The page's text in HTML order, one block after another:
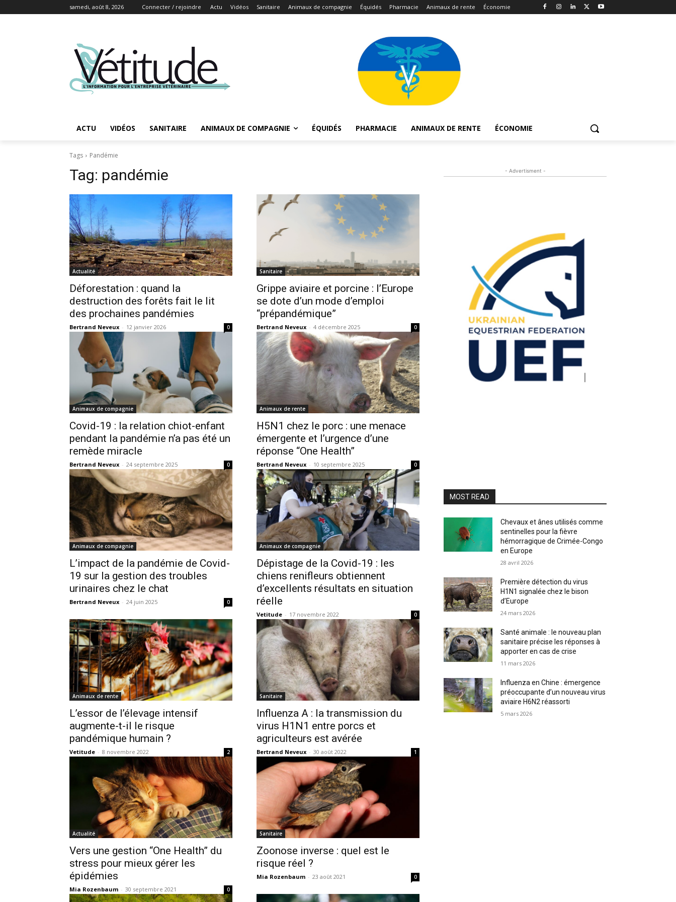
samedi, août 8, 2026 Connecter / rejoindre Actu Vidéos Sanitaire Animaux de compagnie Équidés Pharmacie Animaux de rente Économie
ACTU VIDÉOS SANITAIRE ANIMAUX DE COMPAGNIE ÉQUIDÉS PHARMACIE ANIMAUX DE RENTE ÉCONOMIE
Tags Pandémie
Tag: pandémie
Actualité
Déforestation : quand la
destruction des forêts fait le lit
des prochaines pandémies
Bertrand Neveux - 12 janvier 2026 0
Sanitaire
Grippe aviaire et porcine : l’Europe
se dote d’un mode d’emploi
“prépandémique”
Bertrand Neveux - 4 décembre 2025 0
Animaux de compagnie
Covid-19 : la relation chiot-enfant
pendant la pandémie n’a pas été un
remède miracle
Bertrand Neveux - 24 septembre 2025 0
Animaux de rente
H5N1 chez le porc : une menace
émergente et l’urgence d’une
réponse “One Health”
Bertrand Neveux - 10 septembre 2025 0
Animaux de compagnie
L’impact de la pandémie de Covid-
19 sur la gestion des troubles
urinaires chez le chat
Bertrand Neveux - 24 juin 2025 0
Animaux de compagnie
Dépistage de la Covid-19 : les
chiens renifleurs obtiennent
d’excellents résultats en situation
réelle
Vetitude - 17 novembre 2022 0
Animaux de rente
L’essor de l’élevage intensif
augmente-t-il le risque
pandémique humain ?
Vetitude - 8 novembre 2022 2
Sanitaire
Influenza A : la transmission du
virus H1N1 entre porcs et
agriculteurs est avérée
Bertrand Neveux - 30 août 2022 1
Actualité
Vers une gestion “One Health” du
stress pour mieux gérer les
épidémies
Mia Rozenbaum - 30 septembre 2021 0
Sanitaire
Zoonose inverse : quel est le
risque réel ?
Mia Rozenbaum - 23 août 2021 0
- Advertisment -
MOST READ
Chevaux et ânes utilisés comme
sentinelles pour la fièvre
hémorragique de Crimée-Congo
en Europe
28 avril 2026
Première détection du virus
H1N1 signalée chez le bison
d’Europe
24 mars 2026
Santé animale : le nouveau plan
sanitaire précise les réponses à
apporter en cas de crise
11 mars 2026
Influenza en Chine : émergence
préoccupante d’un nouveau virus
aviaire H6N2 réassorti
5 mars 2026